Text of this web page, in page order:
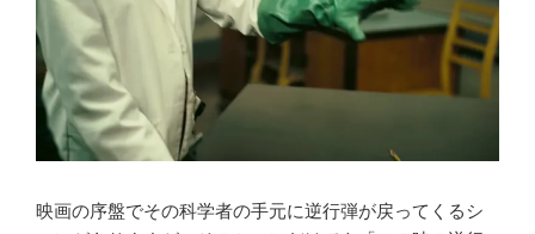
映画の序盤でその科学者の手元に逆行弾が戻ってくるシ